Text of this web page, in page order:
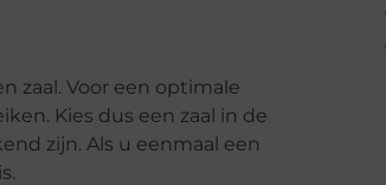
zaal. Voor een optimale
Kies dus een zaal in de
zijn. Als u eenmaal een